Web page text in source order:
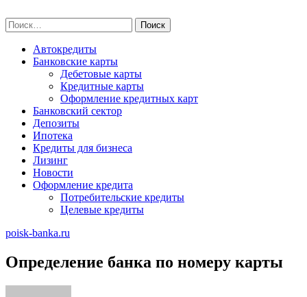
to
content
Найти:
Автокредиты
Банковские карты
Дебетовые карты
Кредитные карты
Оформление кредитных карт
Банковский сектор
Депозиты
Ипотека
Кредиты для бизнеса
Лизинг
Новости
Оформление кредита
Потребительские кредиты
Целевые кредиты
poisk-banka.ru
Определение банка по номеру карты